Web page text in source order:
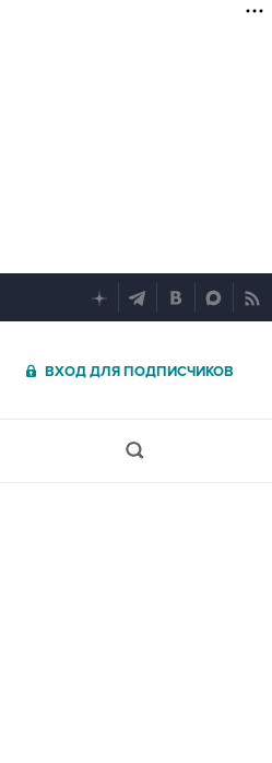
ВХОД ДЛЯ ПОДПИСЧИКОВ